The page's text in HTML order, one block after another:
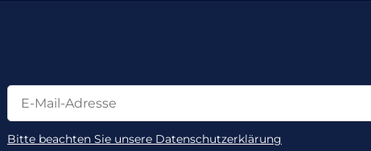
Newsletter Abonnieren
Newsletter Abonnieren
Bitte beachten Sie unsere Datenschutzerklärung